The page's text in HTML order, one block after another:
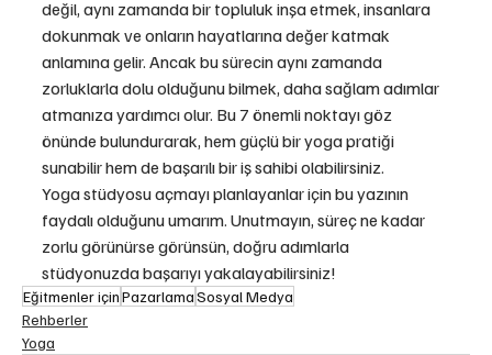
değil, aynı zamanda bir topluluk inşa etmek, insanlara
dokunmak ve onların hayatlarına değer katmak
anlamına gelir. Ancak bu sürecin aynı zamanda
zorluklarla dolu olduğunu bilmek, daha sağlam adımlar
atmanıza yardımcı olur. Bu 7 önemli noktayı göz
önünde bulundurarak, hem güçlü bir yoga pratiği
sunabilir hem de başarılı bir iş sahibi olabilirsiniz.
Yoga stüdyosu açmayı planlayanlar için bu yazının
faydalı olduğunu umarım. Unutmayın, süreç ne kadar
zorlu görünürse görünsün, doğru adımlarla
stüdyonuzda başarıyı yakalayabilirsiniz!
Eğitmenler içinPazarlamaSosyal Medya
Rehberler
Yoga